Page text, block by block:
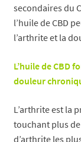
secondaires du
l’huile de CBD
l’arthrite et la
L’huile de CBD
douleur
L’arthrite est la
touchant plus de
d’arthrite les